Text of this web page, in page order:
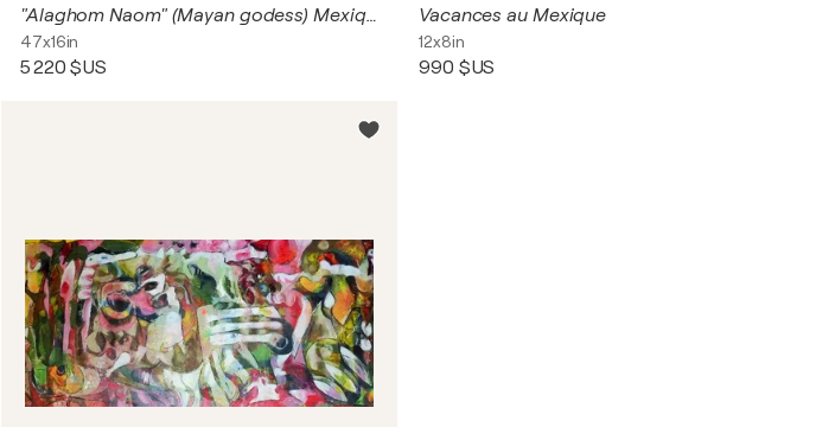
"Alaghom Naom" (Mayan godess) Mexique
47x16in
5 220 $US
Vacances au Mexique
12x8in
990 $US